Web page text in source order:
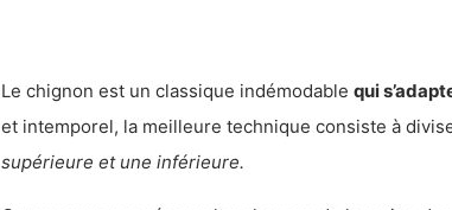
Le chignon est un classique indémodable qui
et intemporel, la meilleure technique consiste à
supérieure et une inférieure.